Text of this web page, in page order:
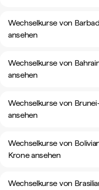
Wechselkurse von
ansehen
Wechselkurse von
ansehen
Wechselkurse von
ansehen
Wechselkurse von
Krone ansehen
Wechselkurse von